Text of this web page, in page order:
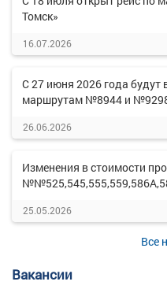
Томск»
16.07.2026
С 27 июня 2026 года будут
маршрутам №8944 и
26.06.2026
Изменения в стоимости
25.05.2026
Все
Вакансии